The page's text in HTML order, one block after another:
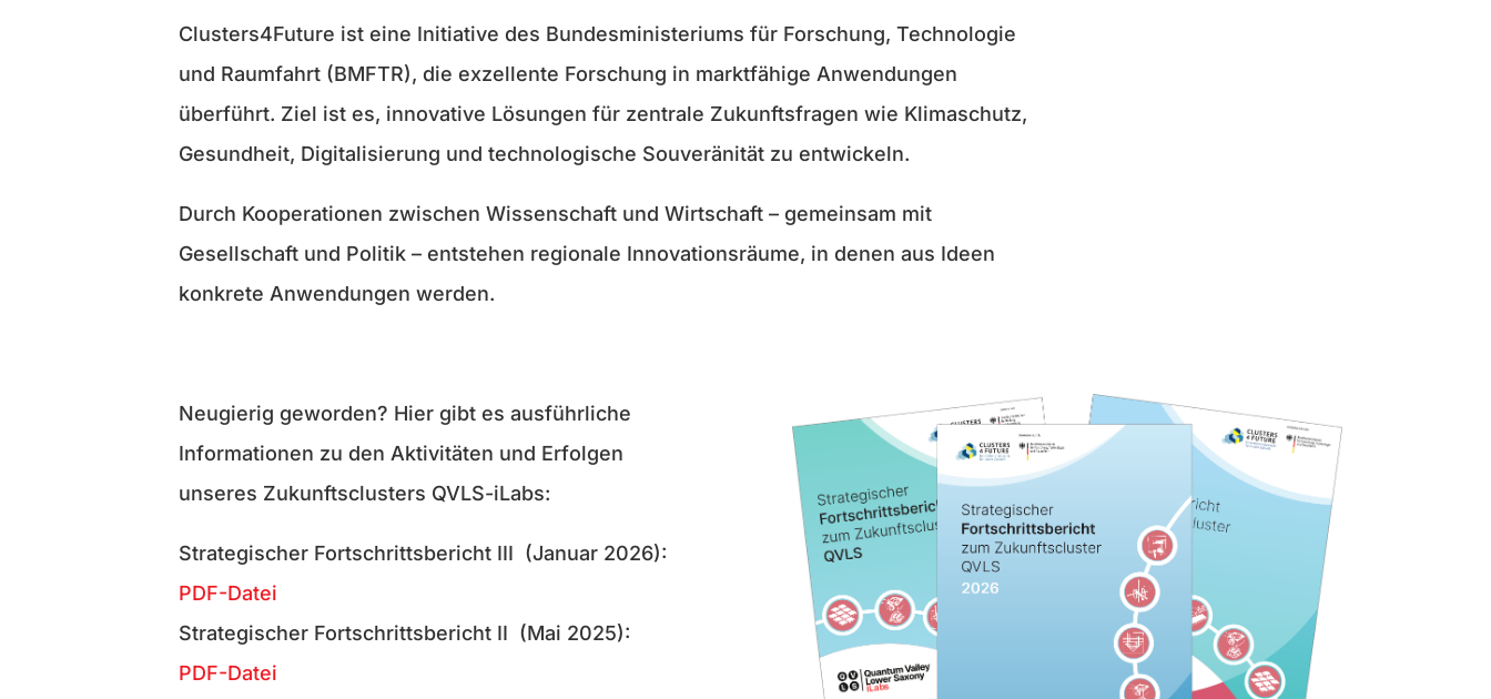
Clusters4Future ist eine Initiative des Bundesministeriums für Forschung, Technologie
und Raumfahrt (BMFTR), die exzellente Forschung in marktfähige Anwendungen
überführt. Ziel ist es, innovative Lösungen für zentrale Zukunftsfragen wie Klimaschutz,
Gesundheit, Digitalisierung und technologische Souveränität zu entwickeln.
Durch Kooperationen zwischen Wissenschaft und Wirtschaft – gemeinsam mit
Gesellschaft und Politik – entstehen regionale Innovationsräume, in denen aus Ideen
konkrete Anwendungen werden.
Neugierig geworden? Hier gibt es ausführliche
Informationen zu den Aktivitäten und Erfolgen
unseres Zukunftsclusters QVLS-iLabs:
Strategischer Fortschrittsbericht III (Januar 2026):
PDF-Datei
Strategischer Fortschrittsbericht II (Mai 2025):
PDF-Datei